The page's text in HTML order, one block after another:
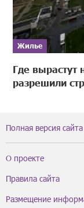
Жилье
Где
разрешили
Полная версия сайта
О проекте
Правила сайта
Размещение